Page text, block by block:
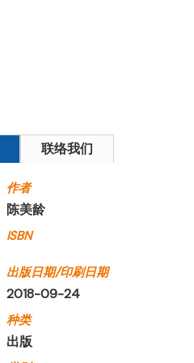
联络我们
作者
陈美龄
ISBN
出版日期/印刷日期
2018-09-24
种类
出版